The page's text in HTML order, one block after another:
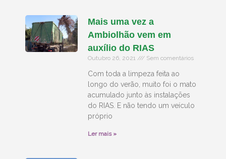
Mais uma vez a
Ambiolhão vem em
auxílio do RIAS
Outubro 26, 2021 Sem comentários
Com toda a limpeza feita ao
longo do verão, muito foi o mato
acumulado junto às instalações
do RIAS. E não tendo um veículo
próprio
Ler mais »